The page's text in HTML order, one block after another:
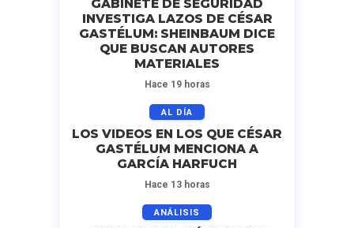
GABINETE DE SEGURIDAD
INVESTIGA LAZOS DE CÉSAR
GASTÉLUM: SHEINBAUM DICE
QUE BUSCAN AUTORES
MATERIALES
Hace 19 horas
AL DÍA
LOS VIDEOS EN LOS QUE CÉSAR
GASTÉLUM MENCIONA A
GARCÍA HARFUCH
Hace 13 horas
ANÁLISIS